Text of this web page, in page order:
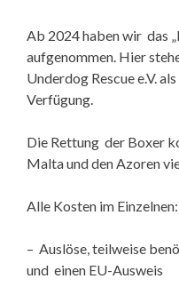
Ab 2024 haben wir das
aufgenommen. Hier
Underdog Rescue e.V.
Verfügung.
Die Rettung der Boxer
Malta und den Azoren
Alle Kosten im Einzelnen:
– Auslöse, teilweise
und einen EU-Ausweis